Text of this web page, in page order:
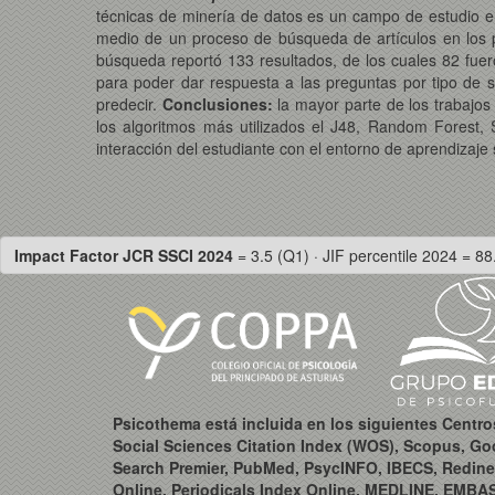
técnicas de minería de datos es un campo de estudio
medio de un proceso de búsqueda de artículos en
búsqueda reportó 133 resultados, de los cuales 82
para poder dar respuesta a las preguntas por tipo de
predecir. Conclusiones: la mayor parte de los
los algoritmos más utilizados el J48, Random
interacción del estudiante con el entorno de
Impact Factor JCR SSCI 2024 = 3.5 (Q1) · JIF percentile 2024 =
Psicothema está incluida en los siguientes
Social Sciences Citation Index (WOS), Scopus,
Search Premier, PubMed, PsycINFO, IBECS,
Online, Periodicals Index Online, MEDLINE,